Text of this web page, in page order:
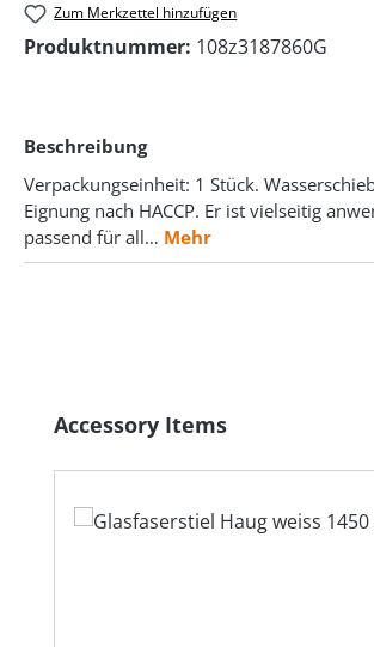
Zum Merkzettel hinzufügen
Produktnummer: 108z3187860G
Beschreibung
Verpackungseinheit: 1 Stück.
Eignung nach HACCP. Er ist vielseitig
passend für all… Mehr
Produktgalerie überspringen
Accessory Items